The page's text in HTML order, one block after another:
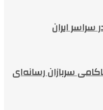
ایران
سربازان رسانه‌ای